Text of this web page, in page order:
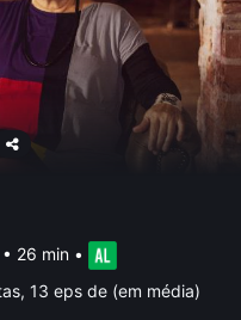
26 min •
13 eps de (em média)